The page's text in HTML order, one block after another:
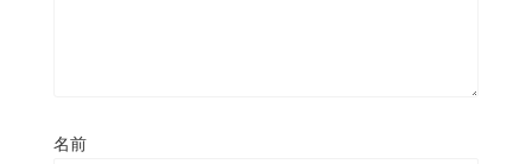
名前